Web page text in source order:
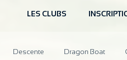
LES CLUBS
Descente Dragon Boat